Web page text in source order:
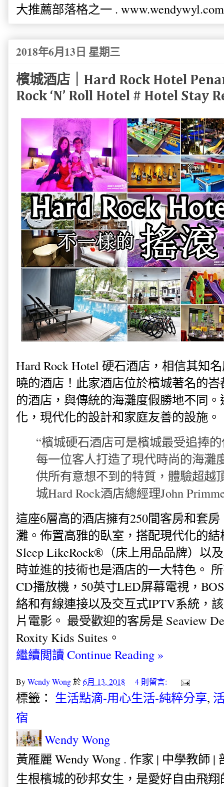
大推薦部落格之一 . www.wendywyl.com
2018年6月13日 星期三
檳城酒店｜Hard Rock Hotel
Rock ‘N’ Roll Hotel # Hotel Stay
Hard Rock Hotel 硬石酒店，相信其知
曉的酒店！此家酒店位於檳城著名的
的酒店，與傳統的海灘度假勝地不同
化，現代化的設計和家庭友善的設施。
“檳城硬石酒店可是檳城最受追捧
每一位客人打造了現代時尚的海灘
供所有意想不到的特質，體驗超越
城Hard Rock酒店總經理John
這座6層高的酒店擁有250間客房和套
灘。佈置高雅的臥室， 搭配現代化的結
Sleep LikeRock®（床上用品品牌）以
時並進的技術也是酒店的一大特色。
CD播放機，50英寸LED屏幕電視，
絡和有線連接以及交互式IPTV系統，
片電影。 最受歡迎的客房是 Seaview
Roxity Kids Suites。
繼續閲讀 Continue Reading »
ByWendy Wong於6月 13, 2018 4 則留言:
標籤： 生活點滴-用心生活-純粹分享,
宿
Wendy Wong
黃雁麗 Wendy Wong . 作家 | 中學教師 |
生根檳城的砂邦女生，是愛好自由飛